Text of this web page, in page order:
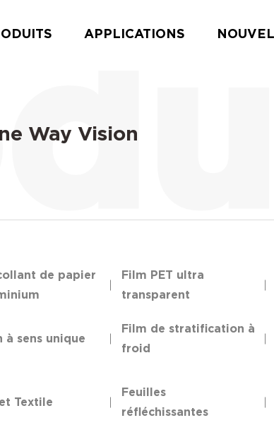
APPLICATIONS
Way Vision
de papier
Film PET ultra
transparent
à sens unique
Film de stratification à
froid
Textile
Feuilles
réfléchissantes